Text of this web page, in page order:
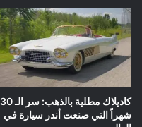
كاديلاك مطلية بالذهب: سر الـ 30
شهراً التي صنعت أندر سيارة في